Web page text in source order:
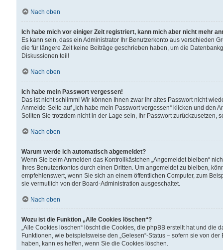
Nach oben
Ich habe mich vor einiger Zeit registriert, kann mich aber nicht mehr
Es kann sein, dass ein Administrator Ihr Benutzerkonto aus verschieden
die für längere Zeit keine Beiträge geschrieben haben, um die
Diskussionen teil!
Nach oben
Ich habe mein Passwort vergessen!
Das ist nicht schlimm! Wir können Ihnen zwar Ihr altes Passwort nicht
Anmelde-Seite auf „Ich habe mein Passwort vergessen“ klicken und
Sollten Sie trotzdem nicht in der Lage sein, Ihr Passwort zurückzusetzen,
Nach oben
Warum werde ich automatisch abgemeldet?
Wenn Sie beim Anmelden das Kontrollkästchen „Angemeldet bleiben“
Ihres Benutzerkontos durch einen Dritten. Um angemeldet zu bleiben,
empfehlenswert, wenn Sie sich an einem öffentlichen Computer, zum
sie vermutlich von der Board-Administration ausgeschaltet.
Nach oben
Wozu ist die Funktion „Alle Cookies löschen“?
„Alle Cookies löschen“ löscht die Cookies, die phpBB erstellt hat und
Funktionen, wie beispielsweise den „Gelesen“-Status – sofern sie von
haben, kann es helfen, wenn Sie die Cookies löschen.